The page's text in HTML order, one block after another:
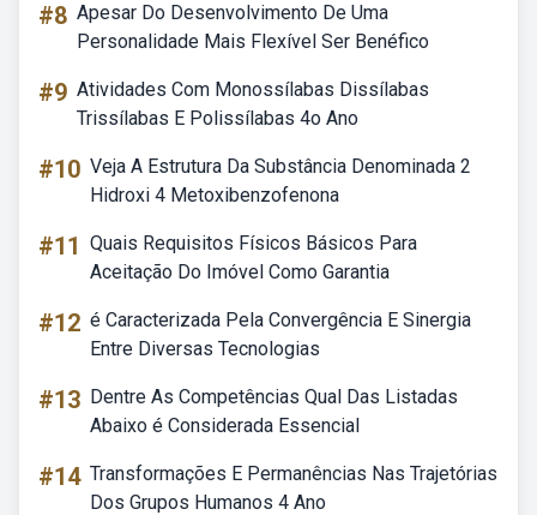
#8 Apesar Do Desenvolvimento De Uma
Personalidade Mais Flexível Ser Benéfico
#9 Atividades Com Monossílabas Dissílabas
Trissílabas E Polissílabas 4o Ano
#10 Veja A Estrutura Da Substância Denominada 2
Hidroxi 4 Metoxibenzofenona
#11 Quais Requisitos Físicos Básicos Para
Aceitação Do Imóvel Como Garantia
#12 é Caracterizada Pela Convergência E Sinergia
Entre Diversas Tecnologias
#13 Dentre As Competências Qual Das Listadas
Abaixo é Considerada Essencial
#14 Transformações E Permanências Nas Trajetórias
Dos Grupos Humanos 4 Ano